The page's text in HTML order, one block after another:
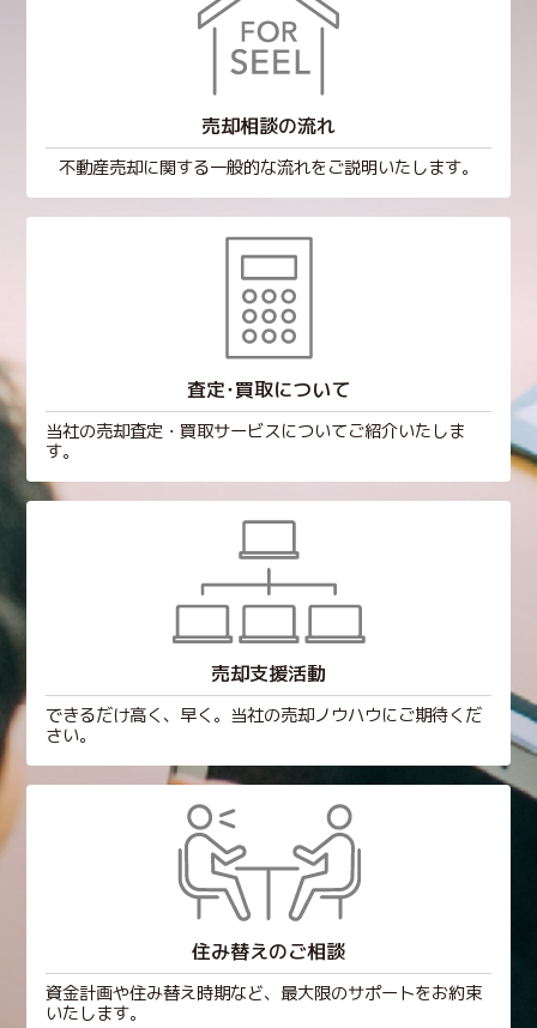
売却相談の流れ
不動産売却に関する一般的な流れをご説明いたします。
査定･買取について
当社の売却査定・買取サービスについてご紹介いたしま
す。
売却支援活動
できるだけ高く、早く。当社の売却ノウハウにご期待くだ
さい。
住み替えのご相談
資金計画や住み替え時期など、最大限のサポートをお約束
いたします。